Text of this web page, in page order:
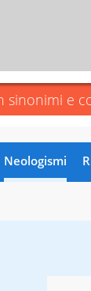
Neologismi